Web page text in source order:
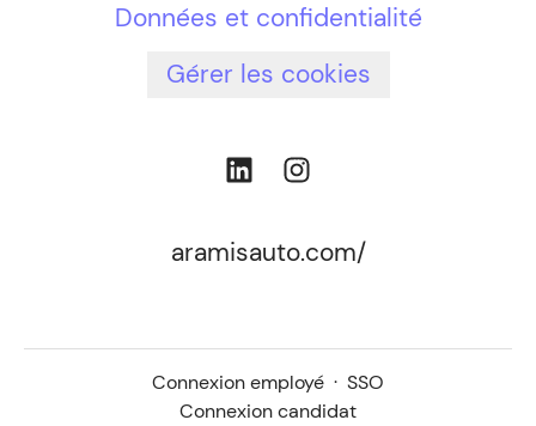
Données et confidentialité
Gérer les cookies
aramisauto.com/
Connexion employé · SSO
Connexion candidat